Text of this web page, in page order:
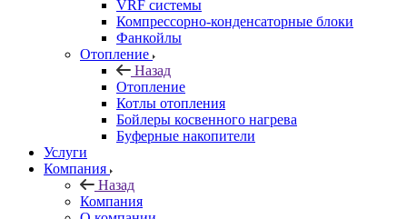
VRF системы
Компрессорно-конденсаторные блоки
Фанкойлы
Отопление
Назад
Отопление
Котлы отопления
Бойлеры косвенного нагрева
Буферные накопители
Услуги
Компания
Назад
Компания